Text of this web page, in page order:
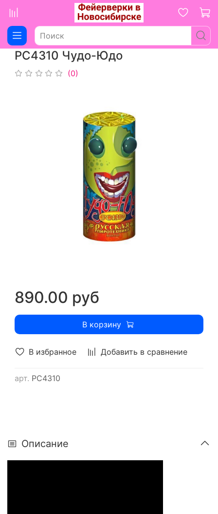
РС4310 Чудо-Юдо
(0)
В избранное Добавить в сравнение
арт. РС4310
890.00 руб
В корзину
Описание